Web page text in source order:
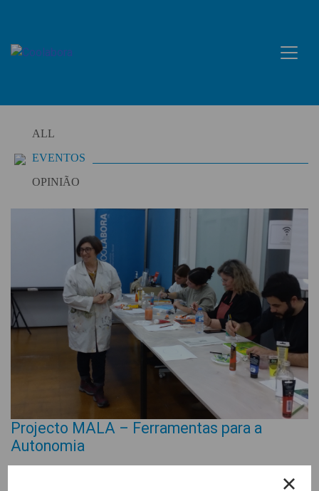
content
ALL
EVENTOS
OPINIÃO
Projecto MALA – Ferramentas para a
Autonomia